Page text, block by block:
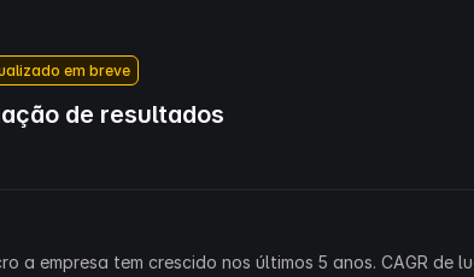
em breve
de resultados
a empresa tem crescido nos últimos 5 anos. CAGR de